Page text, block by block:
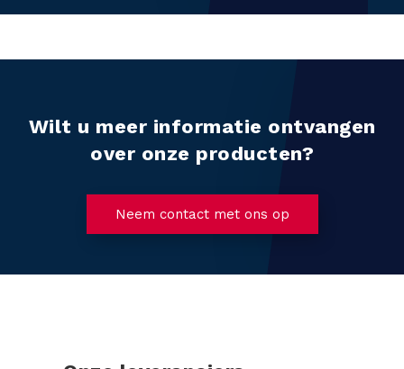
Wilt u meer informatie ontvangen
over onze producten?
Neem contact met ons op